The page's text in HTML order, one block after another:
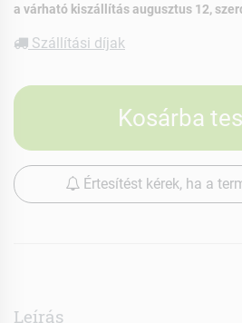
a várható kiszállítás augusztus 12,
Szállítási díjak
Kosárba
Értesítést kérek, ha a
Leírás